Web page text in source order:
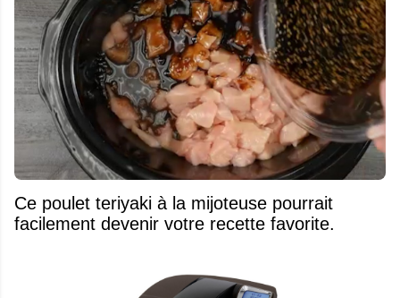
Ce poulet teriyaki à la mijoteuse pourrait
facilement devenir votre recette favorite.